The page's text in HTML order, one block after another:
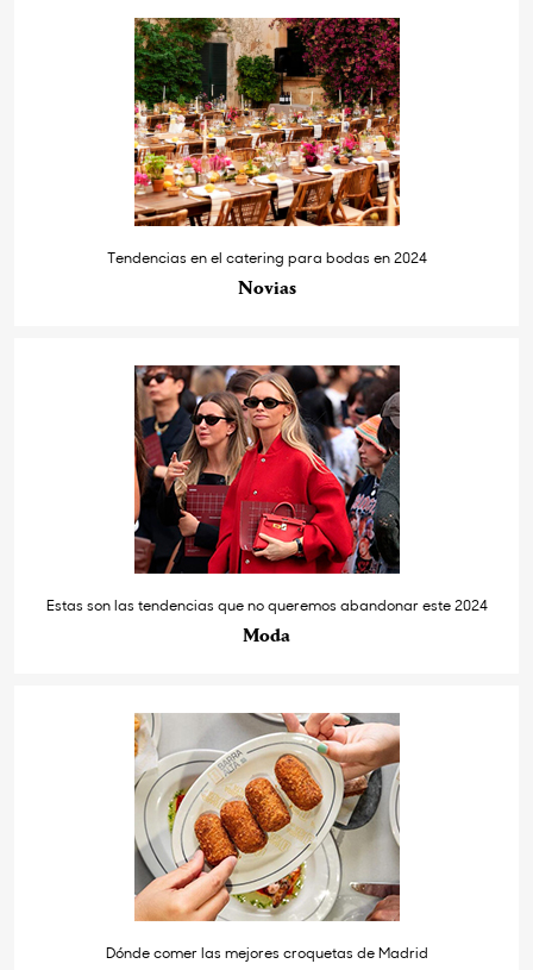
Tendencias en el catering para bodas en 2024
Novias
Estas son las tendencias que no queremos abandonar este 2024
Moda
Dónde comer las mejores croquetas de Madrid